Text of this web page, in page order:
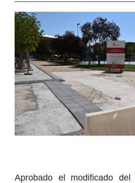
Aprobado el modificado del